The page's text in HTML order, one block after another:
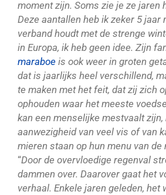
moment zijn. Soms zie je ze jaren
Deze aantallen heb ik zeker 5 jaar
verband houdt met de strenge
in Europa, ik heb geen idee. Zijn
maraboe is ook weer in groten
dat is jaarlijks heel verschillend,
te maken met het feit, dat zij zich
ophouden waar het meeste
kan een menselijke mestvaalt zijn,
aanwezigheid van veel vis of van
mieren staan op hun menu van de
“Door de overvloedige regenval
dammen over. Daarover gaat het
verhaal. Enkele jaren geleden, het